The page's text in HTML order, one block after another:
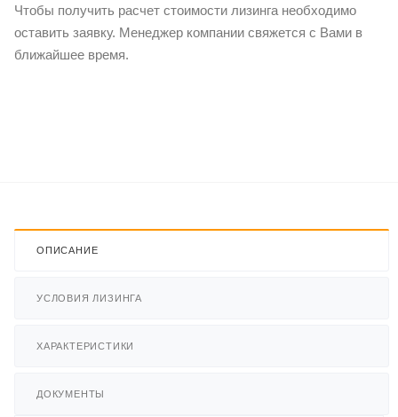
Чтобы получить расчет стоимости лизинга необходимо
оставить заявку. Менеджер компании свяжется с Вами в
ближайшее время.
ОПИСАНИЕ
УСЛОВИЯ ЛИЗИНГА
ХАРАКТЕРИСТИКИ
ДОКУМЕНТЫ